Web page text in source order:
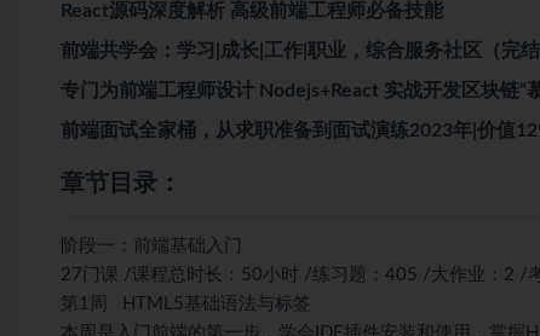
React源码深度解析 高级前端工程师必备技能
前端共学会：学习|成长|工作|职业，综合服务社区（完结
专门为前端工程师设计 Nodejs+React 实战开发区块链“
前端面试全家桶，从求职准备到面试演练2023年|价值
章节目录：
阶段一：前端基础入门
27门课 /课程总时长：50小时 /练习题：405 /大作业：2 /
第1周 HTML5基础语法与标签